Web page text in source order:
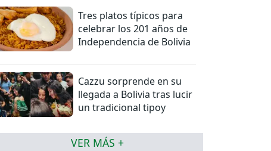
Tres platos típicos para
celebrar los 201 años de
Independencia de Bolivia
Cazzu sorprende en su
llegada a Bolivia tras lucir
un tradicional tipoy
VER MÁS +